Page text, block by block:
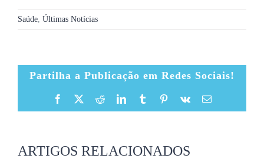
Saúde Últimas Notícias
Partilha a Publicação em Redes Sociais!
Facebook
X RedditLinkedInTumblrPinterest
Vk
Email
ARTIGOS RELACIONADOS